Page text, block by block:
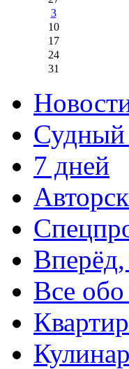
3
10
17
24
31
Судный
7 дней
Все